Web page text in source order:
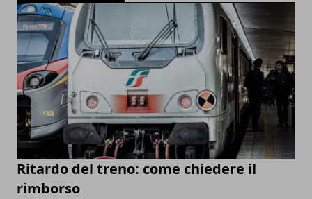
Ritardo del treno: come chiedere il
rimborso